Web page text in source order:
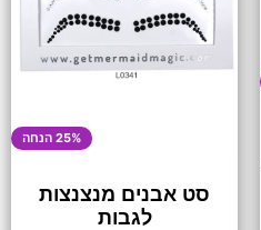
25% הנחה
סט אבנים מנצנצות
לגבות